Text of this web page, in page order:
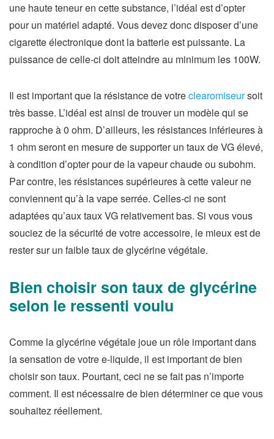
une haute teneur en cette substance, l’idéal est d’opter
pour un matériel adapté. Vous devez donc disposer d’une
cigarette électronique dont la batterie est puissante. La
puissance de celle-ci doit atteindre au minimum les 100W.
Il est important que la résistance de votreclearomiseursoit
très basse. L’idéal est ainsi de trouver un modèle qui se
rapproche à 0 ohm. D’ailleurs, les résistances inférieures à
1 ohm seront en mesure de supporter un taux de VG élevé,
à condition d’opter pour de la vapeur chaude ou subohm.
Par contre, les résistances supérieures à cette valeur ne
conviennent qu’à la vape serrée. Celles-ci ne sont
adaptées qu’aux taux VG relativement bas. Si vous vous
souciez de la sécurité de votre accessoire, le mieux est de
rester sur un faible taux de glycérine végétale.
Bien choisir son taux de glycérine
selon le ressenti voulu
Comme la glycérine végétale joue un rôle important dans
la sensation de votre e-liquide, il est important de bien
choisir son taux. Pourtant, ceci ne se fait pas n’importe
comment. Il est nécessaire de bien déterminer ce que vous
souhaitez réellement.